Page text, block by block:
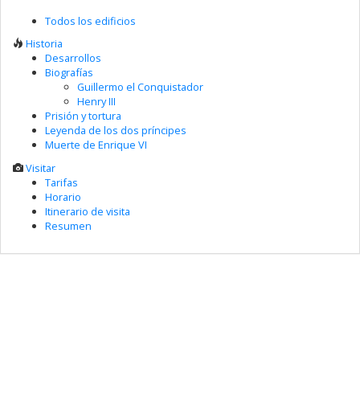
Todos los edificios
Historia
Desarrollos
Biografías
Guillermo el Conquistador
Henry III
Prisión y tortura
Leyenda de los dos príncipes
Muerte de Enrique VI
Visitar
Tarifas
Horario
Itinerario de visita
Resumen